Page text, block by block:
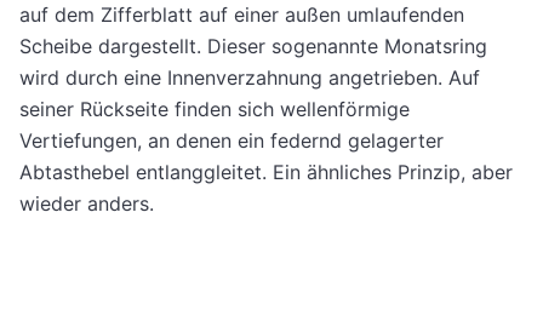
auf dem Zifferblatt auf einer außen umlaufenden
Scheibe dargestellt. Dieser sogenannte Monatsring
wird durch eine Innenverzahnung angetrieben. Auf
seiner Rückseite finden sich wellenförmige
Vertiefungen, an denen ein federnd gelagerter
Abtasthebel entlanggleitet. Ein ähnliches Prinzip, aber
wieder anders.